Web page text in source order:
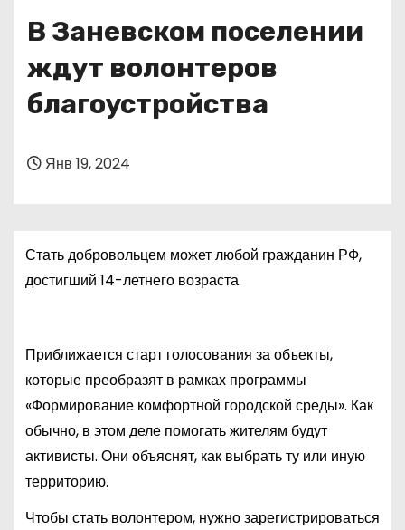
В Заневском поселении
ждут волонтеров
благоустройства
Янв 19, 2024
Стать добровольцем может любой гражданин РФ,
достигший 14-летнего возраста.
Приближается старт голосования за объекты,
которые преобразят в рамках программы
«Формирование комфортной городской среды». Как
обычно, в этом деле помогать жителям будут
активисты. Они объяснят, как выбрать ту или иную
территорию.
Чтобы стать волонтером, нужно зарегистрироваться